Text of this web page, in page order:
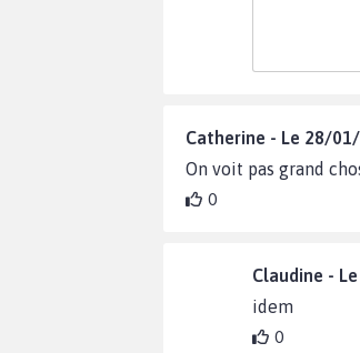
Catherine - Le 28/
On voit pas grand
0
Claudine -
idem
0